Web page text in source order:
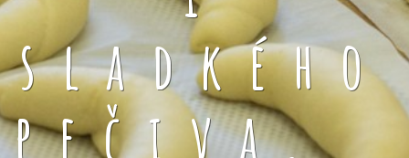
sladkého